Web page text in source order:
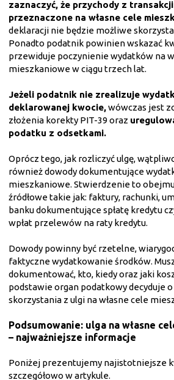
zaznaczyć, że przychody z
przeznaczone na własne cele
deklaracji nie będzie możliwe
Ponadto podatnik powinien wskazać
przewiduje poczynienie wydatków na
mieszkaniowe w ciągu trzech lat.
Jeżeli podatnik nie zrealizuje
deklarowanej kwocie,wówczas jest
złożenia korekty PIT-39 oraz
podatku z odsetkami.
Oprócz tego, jak rozliczyć ulgę,
również dowody dokumentujące
mieszkaniowe. Stwierdzenie to
źródłowe takie jak: faktury, rachunki,
banku dokumentujące spłatę kredytu
wpłat przelewów na raty kredytu.
Dowody powinny być rzetelne,
faktyczne wydatkowanie środków.
dokumentować, kto, kiedy oraz jaki
podstawie organ podatkowy decyduje
skorzystania z ulgi na własne cele
Podsumowanie: ulga na własne
– najważniejsze informacje
Poniżej prezentujemy najistotniejsze
szczegółowo w artykule.